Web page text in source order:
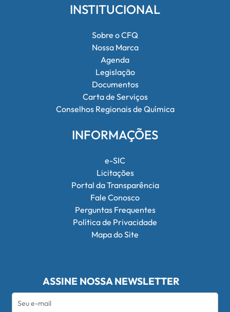
INSTITUCIONAL
Sobre o CFQ
Nossa Marca
Agenda
Legislação
Documentos
Carta de Serviços
Conselhos Regionais de Química
INFORMAÇÕES
e-SIC
Licitações
Portal da Transparência
Fale Conosco
Perguntas Frequentes
Política de Privacidade
Mapa do Site
ASSINE NOSSA NEWSLETTER